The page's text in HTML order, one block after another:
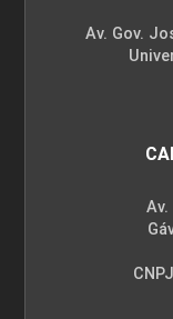
Av. Gov.
Av.